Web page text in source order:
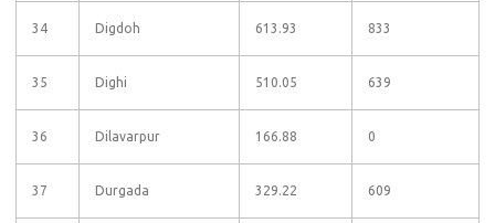
34 Digdoh 613.93 833
35 Dighi 510.05 639
36 Dilavarpur 166.88 0
37 Durgada 329.22 609